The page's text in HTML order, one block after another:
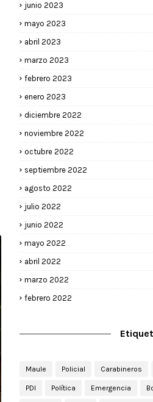
junio 2023
mayo 2023
abril 2023
marzo 2023
febrero 2023
enero 2023
diciembre 2022
noviembre 2022
octubre 2022
septiembre 2022
agosto 2022
julio 2022
junio 2022
mayo 2022
abril 2022
marzo 2022
febrero 2022
Maule Policial Carabineros
PDI Política Emergencia